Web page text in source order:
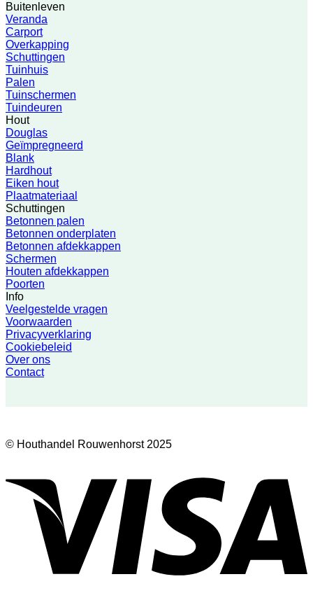
Buitenleven
Veranda
Carport
Overkapping
Schuttingen
Tuinhuis
Palen
Tuinschermen
Tuindeuren
Hout
Douglas
Geïmpregneerd
Blank
Hardhout
Eiken hout
Plaatmateriaal
Schuttingen
Betonnen palen
Betonnen onderplaten
Betonnen afdekkappen
Schermen
Houten afdekkappen
Poorten
Info
Veelgestelde vragen
Voorwaarden
Privacyverklaring
Cookiebeleid
Over ons
Contact
© Houthandel Rouwenhorst 2025